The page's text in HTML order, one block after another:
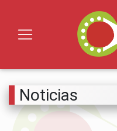
Noticias